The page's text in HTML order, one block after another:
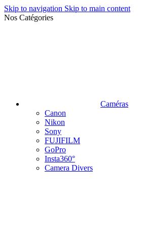
Skip to navigation Skip to main content
Nos Catégories
Caméras
Canon
Nikon
Sony
FUJIFILM
GoPro
Insta360°
Camera Divers